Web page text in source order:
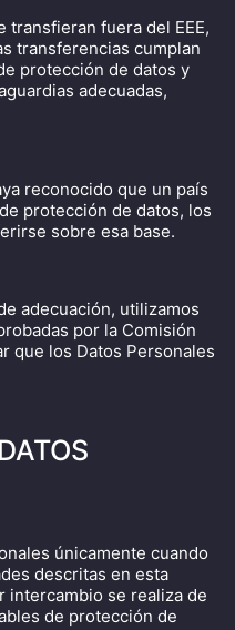
transfieran fuera del EEE,
transferencias cumplan
protección de datos y
adecuadas,
reconocido que un país
protección de datos, los
sobre esa base.
adecuación, utilizamos
por la Comisión
que los Datos Personales
únicamente cuando
descritas en esta
intercambio se realiza de
de protección de